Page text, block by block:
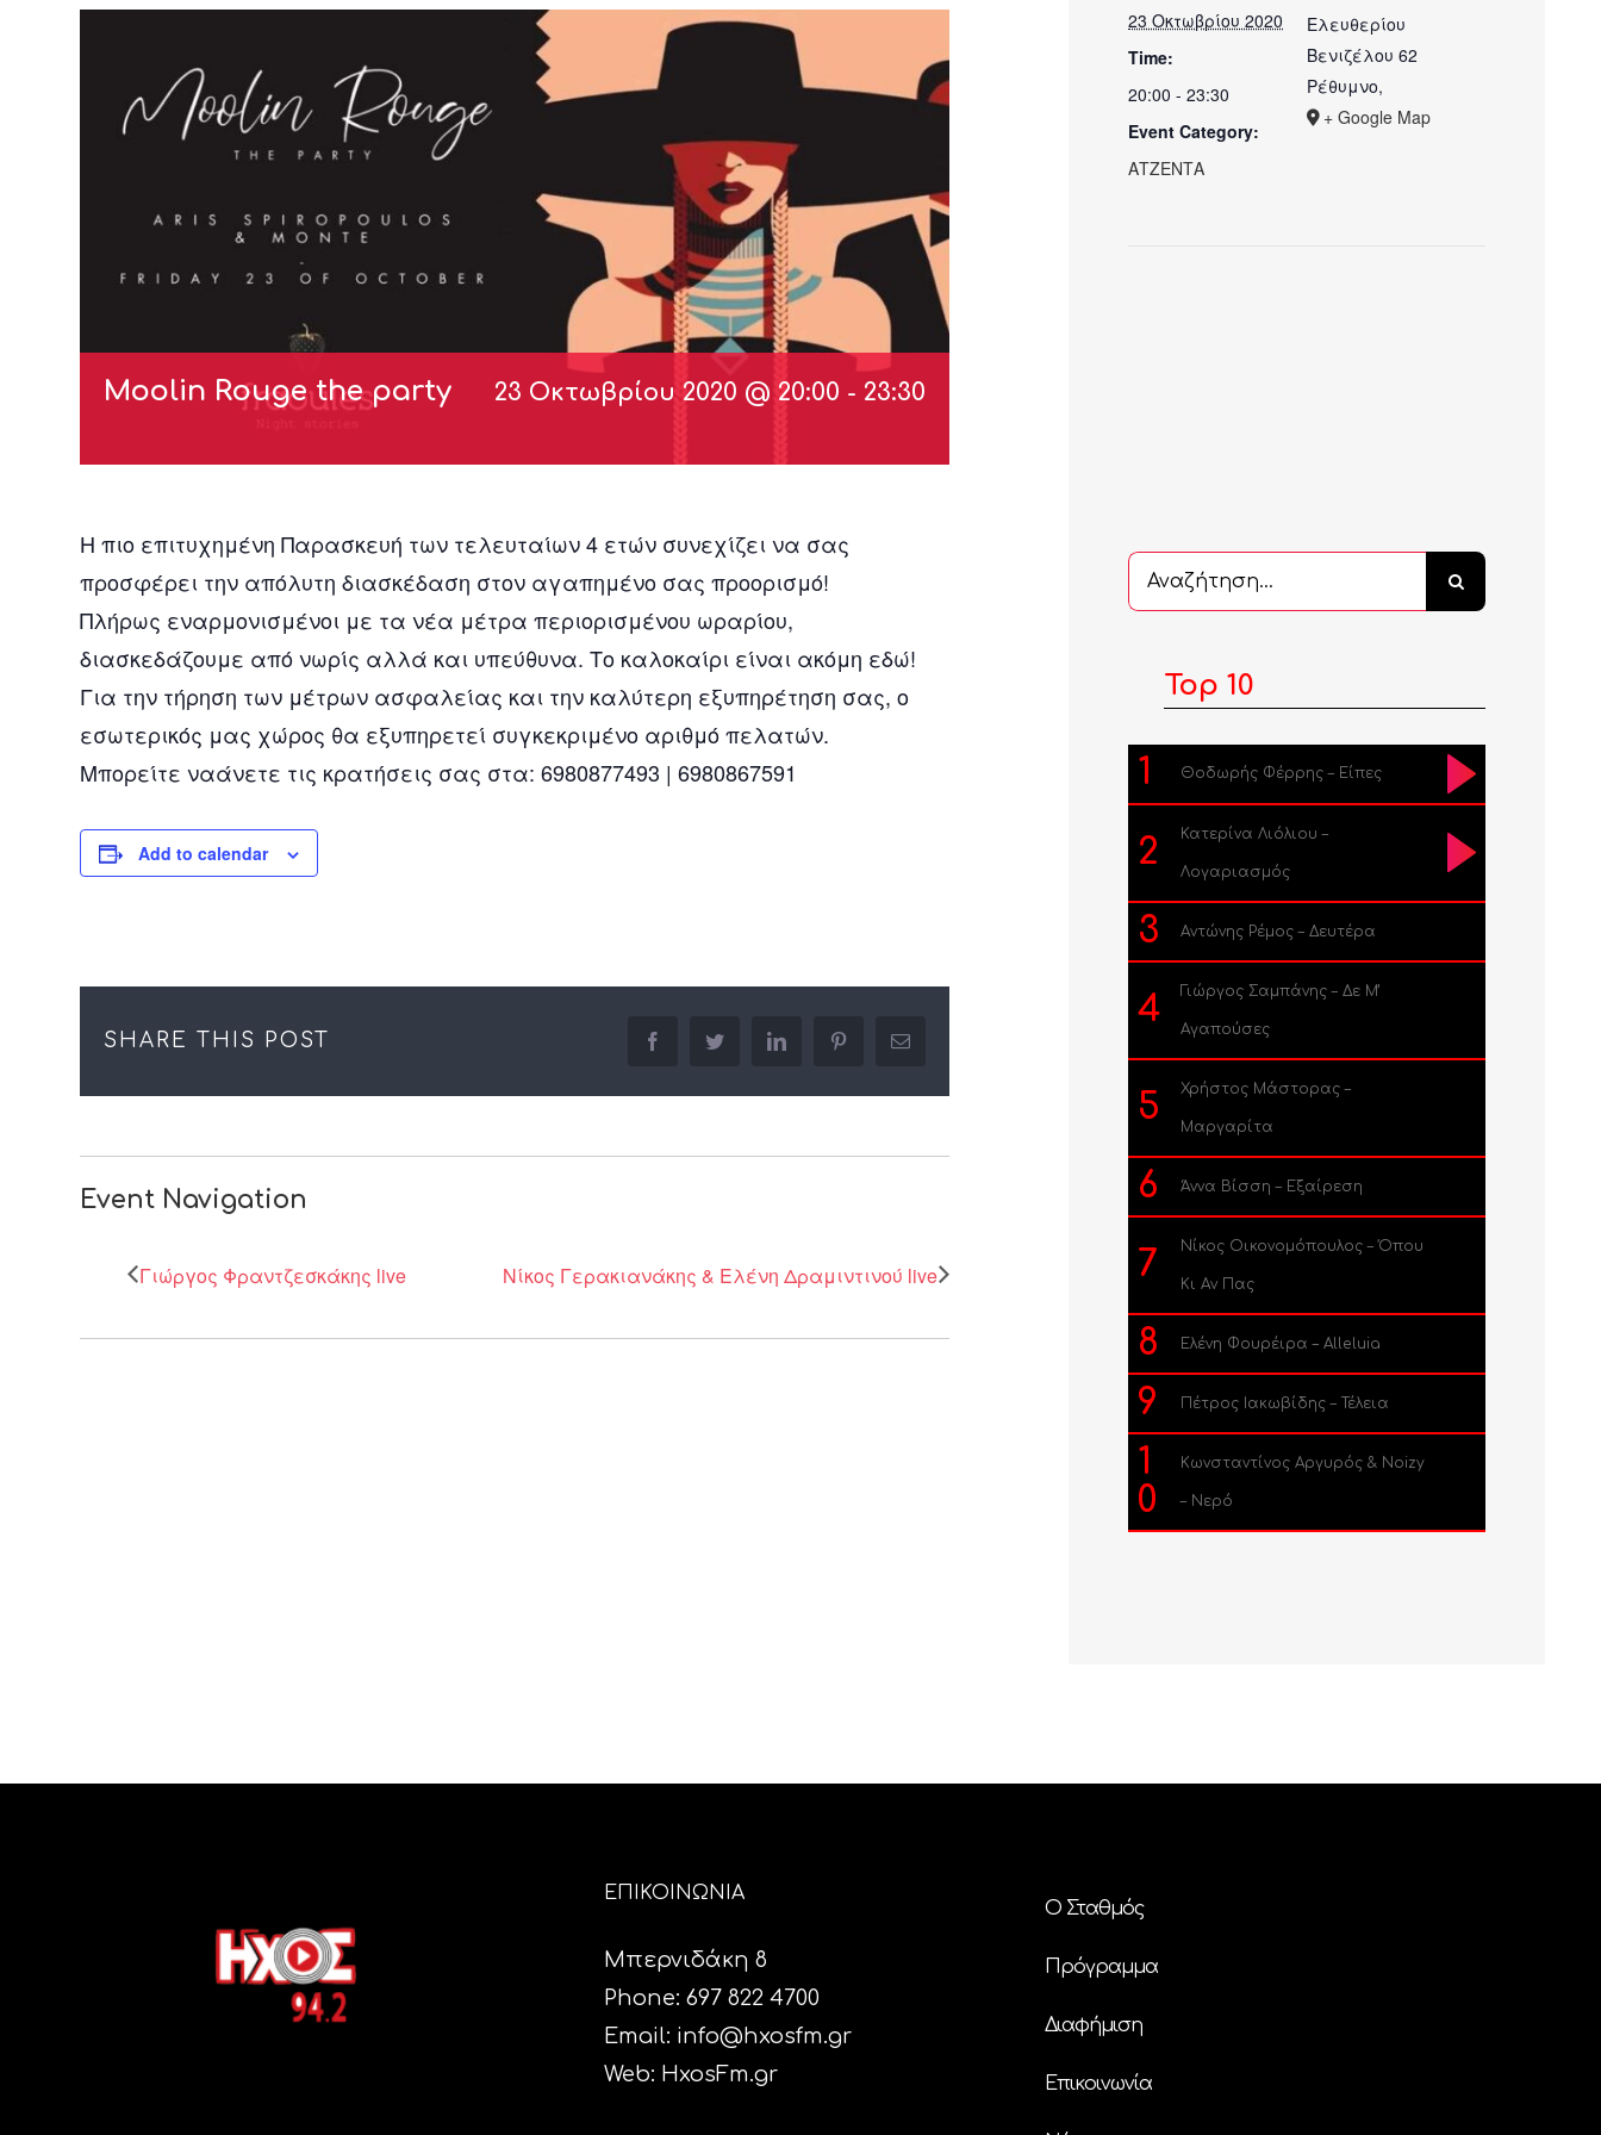
Moolin Rouge the party 23 Οκτωβρίου 2020 @ 20:00 - 23:30
Η πιο επιτυχημένη Παρασκευή των τελευταίων 4 ετών συνεχίζει να σας
προσφέρει την απόλυτη διασκέδαση στον αγαπημένο σας προορισμό!
Πλήρως εναρμονισμένοι με τα νέα μέτρα περιορισμένου ωραρίου,
διασκεδάζουμε από νωρίς αλλά και υπεύθυνα. Το καλοκαίρι είναι ακόμη εδώ!
Για την τήρηση των μέτρων ασφαλείας και την καλύτερη εξυπηρέτηση σας, ο
εσωτερικός μας χώρος θα εξυπηρετεί συγκεκριμένο αριθμό πελατών.
Μπορείτε ναάνετε τις κρατήσεις σας στα: 6980877493 | 6980867591
Add to calendar
SHARE THIS POST facebooktwitter linkedin pinterestEmail
Event Navigation
Γιώργος Φραντζεσκάκης live Νίκος Γερακιανάκης & Ελένη Δραμιντινού live
23 Οκτωβρίου 2020
Time:
20:00 - 23:30
Event Category:
ΑΤΖΕΝΤΑ
Ελευθερίου
Βενιζέλου 62
Ρέθυμνο,
+ Google Map
Αναζήτηση
...
Top 10
1 Θοδωρής Φέρρης – Είπες
2 Κατερίνα Λιόλιου –
Λογαριασμός
3 Αντώνης Ρέμος – Δευτέρα
4 Γιώργος Σαμπάνης – Δε Μ’
Αγαπούσες
5 Χρήστος Μάστορας –
Μαργαρίτα
6 Άννα Βίσση – Εξαίρεση
7 Νίκος Οικονομόπουλος – Όπου
Κι Αν Πας
8 Ελένη Φουρέιρα – Alleluia
9 Πέτρος Ιακωβίδης – Τέλεια
1
0
Κωνσταντίνος Αργυρός & Noizy
– Νερό
ΕΠΙΚΟΙΝΩΝΙΑ
Μπερνιδάκη 8
Phone: 697 822 4700
Email: info@hxosfm.gr
Web: HxosFm.gr
Ο Σταθμός
Πρόγραμμα
Διαφήμιση
Επικοινωνία